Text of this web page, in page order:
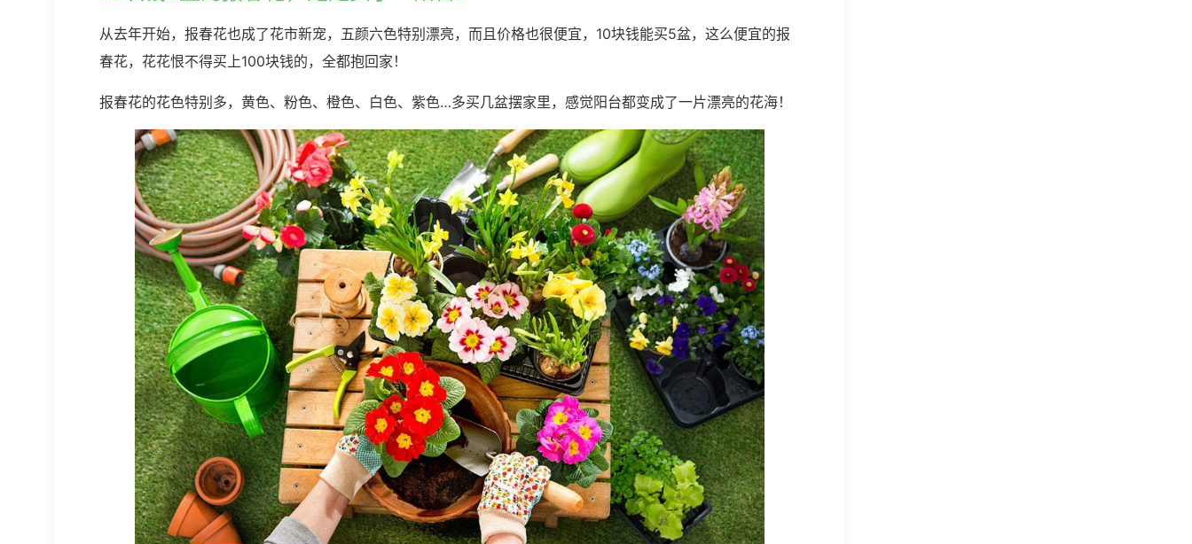
从去年开始，报春花也成了花市新宠，五颜六色特别漂亮，而且价格也很便宜，10块钱能买5盆，这么便宜的报
春花，花花恨不得买上100块钱的，全都抱回家！
报春花的花色特别多，黄色、粉色、橙色、白色、紫色…多买几盆摆家里，感觉阳台都变成了一片漂亮的花海！